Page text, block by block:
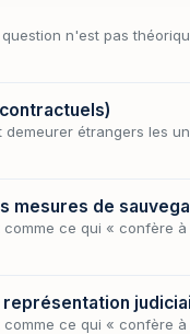
n'est pas
étrangers les
de
ce qui « confère
ce qui « confère